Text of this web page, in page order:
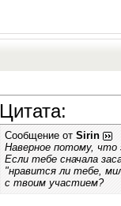
Цитата:
Сообщение отSirin
Наверное потому,
Если тебе сначала
"нравится ли тебе,
с твоим участием?